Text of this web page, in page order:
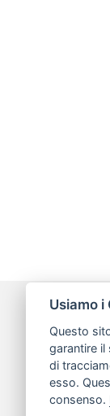
Usiamo i
Questo
garantire
di
esso.
consenso.